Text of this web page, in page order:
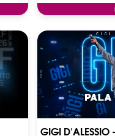
GIGI D'ALESSIO